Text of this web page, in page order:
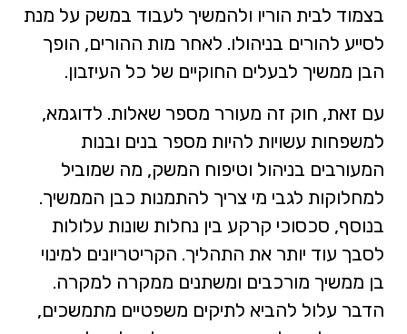
בצמוד לבית הוריו ולהמשיך לעבוד במשק על מנת
לסייע להורים בניהולו. לאחר מות ההורים, הופך
הבן ממשיך לבעלים החוקיים של כל העיזבון.
עם זאת, חוק זה מעורר מספר שאלות. לדוגמא,
למשפחות עשויות להיות מספר בנים ובנות
המעורבים בניהול וטיפוח המשק, מה שמוביל
למחלוקות לגבי מי צריך להתמנות כבן הממשיך.
בנוסף, סכסוכי קרקע בין נחלות שונות עלולות
לסבך עוד יותר את התהליך. הקריטריונים למינוי
בן ממשיך מורכבים ומשתנים ממקרה למקרה.
הדבר עלול להביא לתיקים משפטיים מתמשכים,